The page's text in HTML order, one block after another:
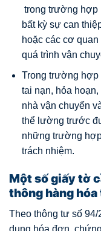
trong trường hợp
bất kỳ sự can
hoặc các cơ
quá trình vận
Trong trường hợp
tai nạn, hỏa
nhà vận chuyển
thể lường trước
những trường
trách nhiệm.
Một số giấy tờ
thông hàng
Theo thông tư số
dụng hóa đơn,